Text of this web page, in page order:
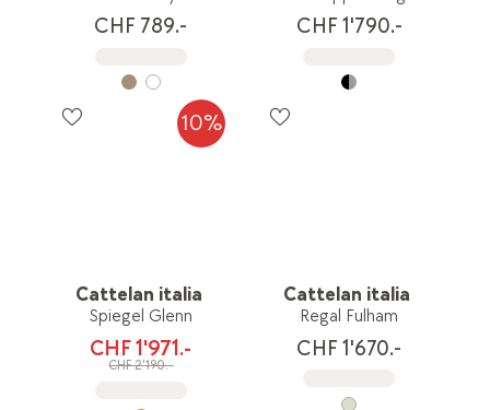
CHF 789.- CHF 1'790.-
10%
Cattelan italia
Spiegel Glenn
CHF 1'971.-
CHF 2'190.-
Cattelan italia
Regal Fulham
CHF 1'670.-